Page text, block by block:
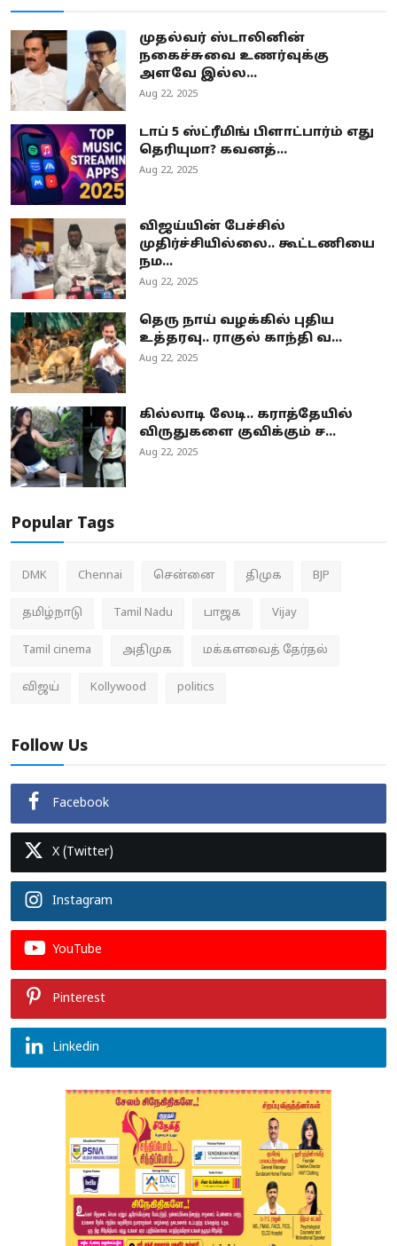
முதல்வர் ஸ்டாலினின்
நகைச்சுவை உணர்வுக்கு
அளவே இல்ல...
Aug 22, 2025
டாப் 5 ஸ்ட்ரீமிங் பிளாட்பார்ம் எது
தெரியுமா? கவனத்...
Aug 22, 2025
விஜய்யின் பேச்சில்
முதிர்ச்சியில்லை.. கூட்டணியை
நம...
Aug 22, 2025
தெரு நாய் வழக்கில் புதிய
உத்தரவு.. ராகுல் காந்தி வ...
Aug 22, 2025
கில்லாடி லேடி.. கராத்தேயில்
விருதுகளை குவிக்கும் ச...
Aug 22, 2025
Popular Tags
DMK Chennai சென்னை திமுக BJP
தமிழ்நாடு Tamil Nadu பாஜக Vijay
Tamil cinema அதிமுக மக்களவைத் தேர்தல்
விஜய் Kollywood politics
Follow Us
Facebook
X (Twitter)
Instagram
YouTube
Pinterest
Linkedin